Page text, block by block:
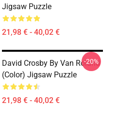
Jigsaw Puzzle
21,98 € - 40,02 €
David Crosby By Van Roland
(Color) Jigsaw Puzzle
21,98 € - 40,02 €
-20%